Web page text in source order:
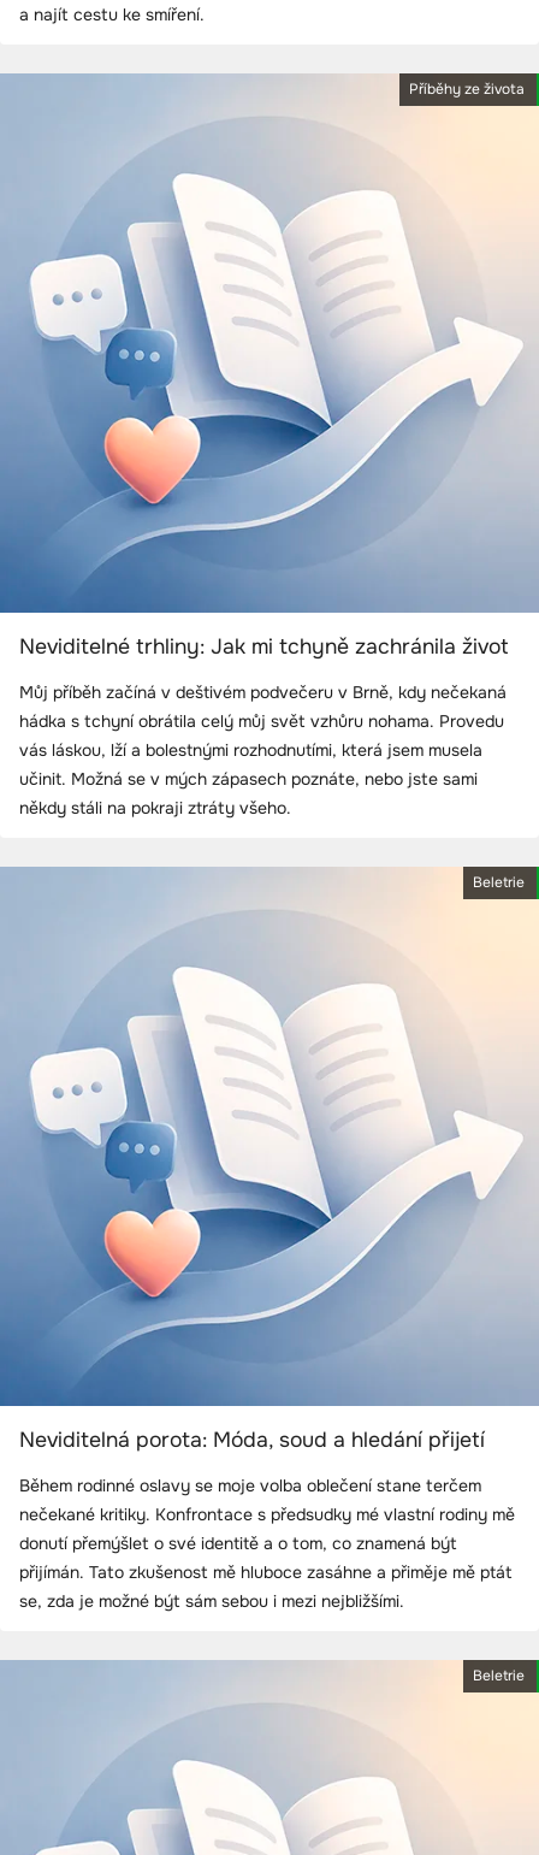
a najít cestu ke smíření.
Příběhy ze života
Neviditelné trhliny: Jak mi tchyně zachránila život
Můj příběh začíná v deštivém podvečeru v Brně, kdy nečekaná
hádka s tchyní obrátila celý můj svět vzhůru nohama. Provedu
vás láskou, lží a bolestnými rozhodnutími, která jsem musela
učinit. Možná se v mých zápasech poznáte, nebo jste sami
někdy stáli na pokraji ztráty všeho.
Beletrie
Neviditelná porota: Móda, soud a hledání přijetí
Během rodinné oslavy se moje volba oblečení stane terčem
nečekané kritiky. Konfrontace s předsudky mé vlastní rodiny mě
donutí přemýšlet o své identitě a o tom, co znamená být
přijímán. Tato zkušenost mě hluboce zasáhne a přiměje mě ptát
se, zda je možné být sám sebou i mezi nejbližšími.
Beletrie